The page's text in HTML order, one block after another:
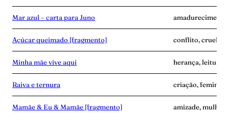
Mar azul – carta para Juno
Açúcar queimado [fragmento] conflito,
Minha mãe vive aqui herança, leitura,
Raiva e ternura criação,
Mamãe & Eu & Mamãe [fragmento] amizade,